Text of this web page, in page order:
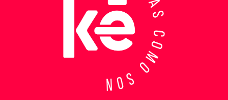
y establecer patrones de comportamiento. Ese
seguimiento permitió identificar no solo el punto y
la modalidad de entrega del dinero, sino también la
posible existencia de otras víctimas que habrían
sido contactadas bajo el mismo esquema de
intimidación. Con la información recopilada, se
coordinó el operativo que culminó con la captura en
flagrancia. El procedimiento se realizó en el